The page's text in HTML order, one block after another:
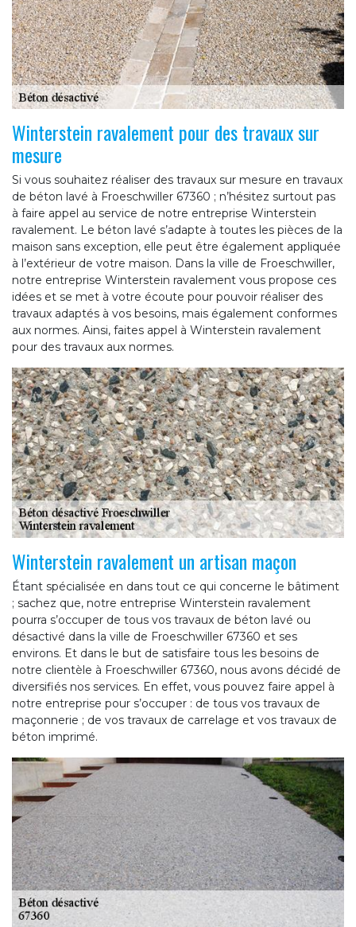
Winterstein ravalement pour des travaux sur
mesure
Si vous souhaitez réaliser des travaux sur mesure en travaux
de béton lavé à Froeschwiller 67360 ; n’hésitez surtout pas
à faire appel au service de notre entreprise Winterstein
ravalement. Le béton lavé s’adapte à toutes les pièces de la
maison sans exception, elle peut être également appliquée
à l’extérieur de votre maison. Dans la ville de Froeschwiller,
notre entreprise Winterstein ravalement vous propose ces
idées et se met à votre écoute pour pouvoir réaliser des
travaux adaptés à vos besoins, mais également conformes
aux normes. Ainsi, faites appel à Winterstein ravalement
pour des travaux aux normes.
Winterstein ravalement un artisan maçon
Étant spécialisée en dans tout ce qui concerne le bâtiment
; sachez que, notre entreprise Winterstein ravalement
pourra s’occuper de tous vos travaux de béton lavé ou
désactivé dans la ville de Froeschwiller 67360 et ses
environs. Et dans le but de satisfaire tous les besoins de
notre clientèle à Froeschwiller 67360, nous avons décidé de
diversifiés nos services. En effet, vous pouvez faire appel à
notre entreprise pour s’occuper : de tous vos travaux de
maçonnerie ; de vos travaux de carrelage et vos travaux de
béton imprimé.